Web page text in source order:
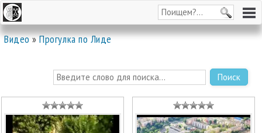
Видео»Прогулка по Лиде
Поиск